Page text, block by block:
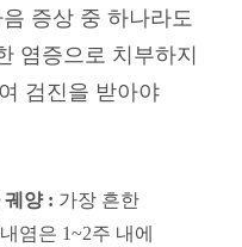
증상 중 하나라도
염증으로 치부하지
검진을 받아야
궤양 : 가장 흔한
염은 1~2주 내에